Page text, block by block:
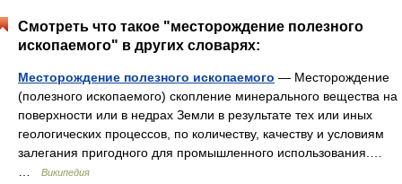
Смотреть что такое "месторождение полезного
ископаемого" в других словарях:
Месторождение полезного ископаемого — Месторождение
(полезного ископаемого) скопление минерального вещества на
поверхности или в недрах Земли в результате тех или иных
геологических процессов, по количеству, качеству и условиям
залегания пригодного для промышленного использования.…
Википедия